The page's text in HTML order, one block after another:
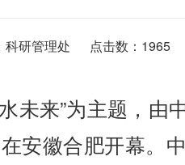
科研管理处 点击数： 1965
未来”为主题，由
安徽合肥开幕。